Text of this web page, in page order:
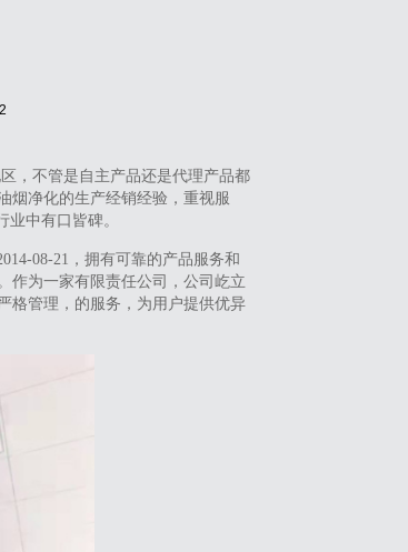
，不管是自主产品还是代理产品都
烟净化的生产经销经验，重视服
中有口皆碑。
08-21，拥有可靠的产品服务和
作为一家有限责任公司，公司屹立
格管理，的服务，为用户提供优异